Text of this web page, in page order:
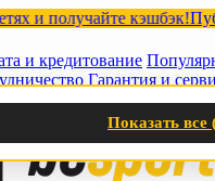
получайте кэшбэк!
и кредитование
Гарантия и
Показать все